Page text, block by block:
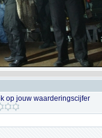
op jouw waarderingscijfer